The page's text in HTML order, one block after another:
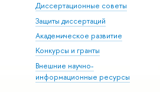
Диссертационные советы
Защиты диссертаций
Академическое развитие
Конкурсы и гранты
Внешние научно-
информационные ресурсы